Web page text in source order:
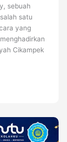
sebuah
satu
yang
Cikampek